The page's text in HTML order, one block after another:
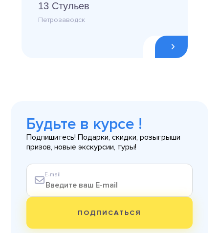
13 Стульев
Петрозаводск
Будьте в курсе !
Подпишитесь! Подарки, скидки, розыгрыши
призов, новые экскурсии, туры!
E-mail
ПОДПИСАТЬСЯ